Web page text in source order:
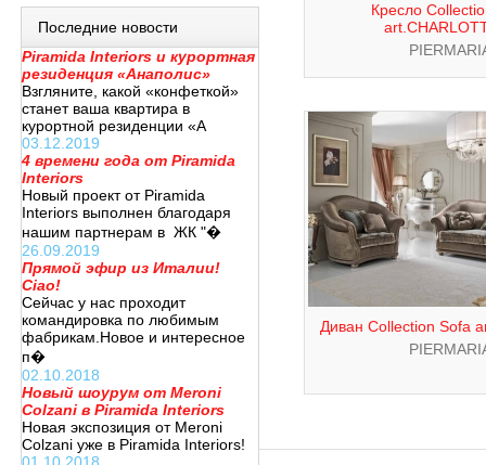
Последние новости
Piramida Interiors и курортная
резиденция «Анаполис»
Взгляните, какой «конфеткой»
станет ваша квартира в
курортной резиденции «А
03.12.2019
4 времени года от Piramida
Interiors
Новый проект от Piramida
Interiors выполнен благодаря
нашим партнерам в ЖК "�
26.09.2019
Прямой эфир из Италии!
Ciao!
Сейчас у нас проходит
командировка по любимым
фабрикам.Новое и интересное
п�
02.10.2018
Новый шоурум от Meroni
Colzani в Piramida Interiors
Новая экспозиция от Meroni
Colzani уже в Piramida Interiors!
Кресло
Диван Collection Sofa